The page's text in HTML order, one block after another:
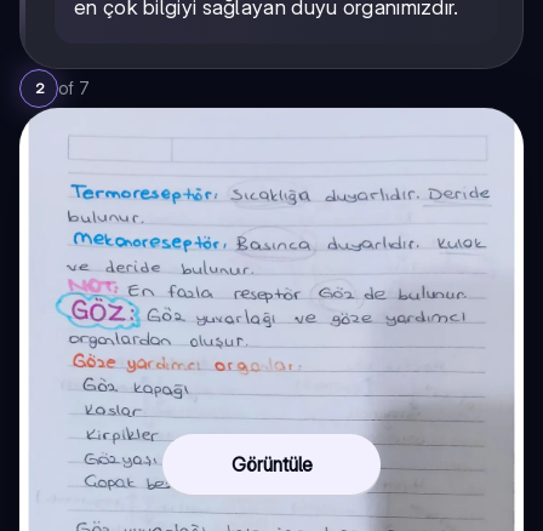
en çok bilgiyi sağlayan duyu organımızdır.
2 of 7
Görüntüle